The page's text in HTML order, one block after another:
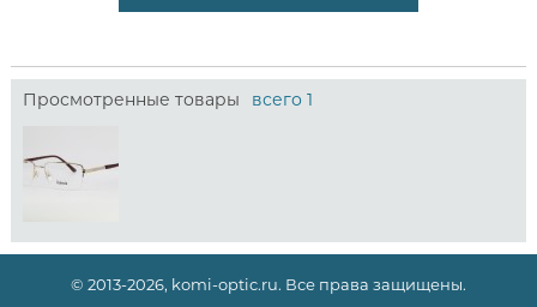
Просмотренные товары всего 1
© 2013-2026, komi-optic.ru. Все права защищены.